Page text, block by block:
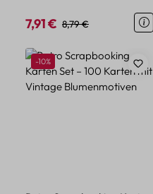
Verkaufspreis:
7,91 € Regulärer Preis:
8,79 €
Rabatt
-10%